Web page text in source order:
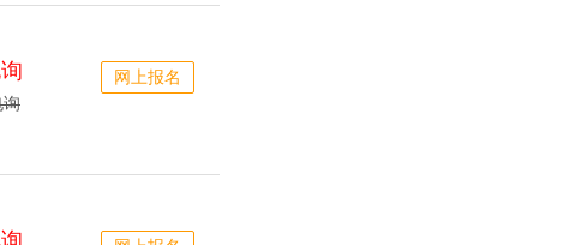
网上报名
询